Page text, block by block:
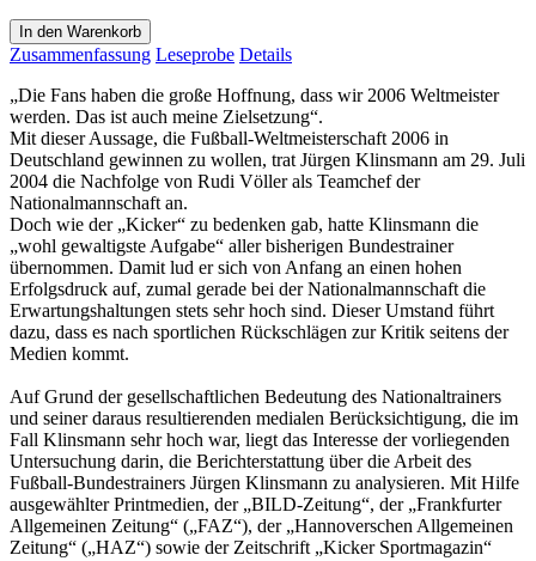
In den Warenkorb
Zusammenfassung Leseprobe Details
„Die Fans haben die große Hoffnung, dass wir 2006 Weltmeister
werden. Das ist auch meine Zielsetzung“.
Mit dieser Aussage, die Fußball-Weltmeisterschaft 2006 in
Deutschland gewinnen zu wollen, trat Jürgen Klinsmann am 29. Juli
2004 die Nachfolge von Rudi Völler als Teamchef der
Nationalmannschaft an.
Doch wie der „Kicker“ zu bedenken gab, hatte Klinsmann die
„wohl gewaltigste Aufgabe“ aller bisherigen Bundestrainer
übernommen. Damit lud er sich von Anfang an einen hohen
Erfolgsdruck auf, zumal gerade bei der Nationalmannschaft die
Erwartungshaltungen stets sehr hoch sind. Dieser Umstand führt
dazu, dass es nach sportlichen Rückschlägen zur Kritik seitens der
Medien kommt.
Auf Grund der gesellschaftlichen Bedeutung des Nationaltrainers
und seiner daraus resultierenden medialen Berücksichtigung, die im
Fall Klinsmann sehr hoch war, liegt das Interesse der vorliegenden
Untersuchung darin, die Berichterstattung über die Arbeit des
Fußball-Bundestrainers Jürgen Klinsmann zu analysieren. Mit Hilfe
ausgewählter Printmedien, der „BILD-Zeitung“, der „Frankfurter
Allgemeinen Zeitung“ („FAZ“), der „Hannoverschen Allgemeinen
Zeitung“ („HAZ“) sowie der Zeitschrift „Kicker Sportmagazin“